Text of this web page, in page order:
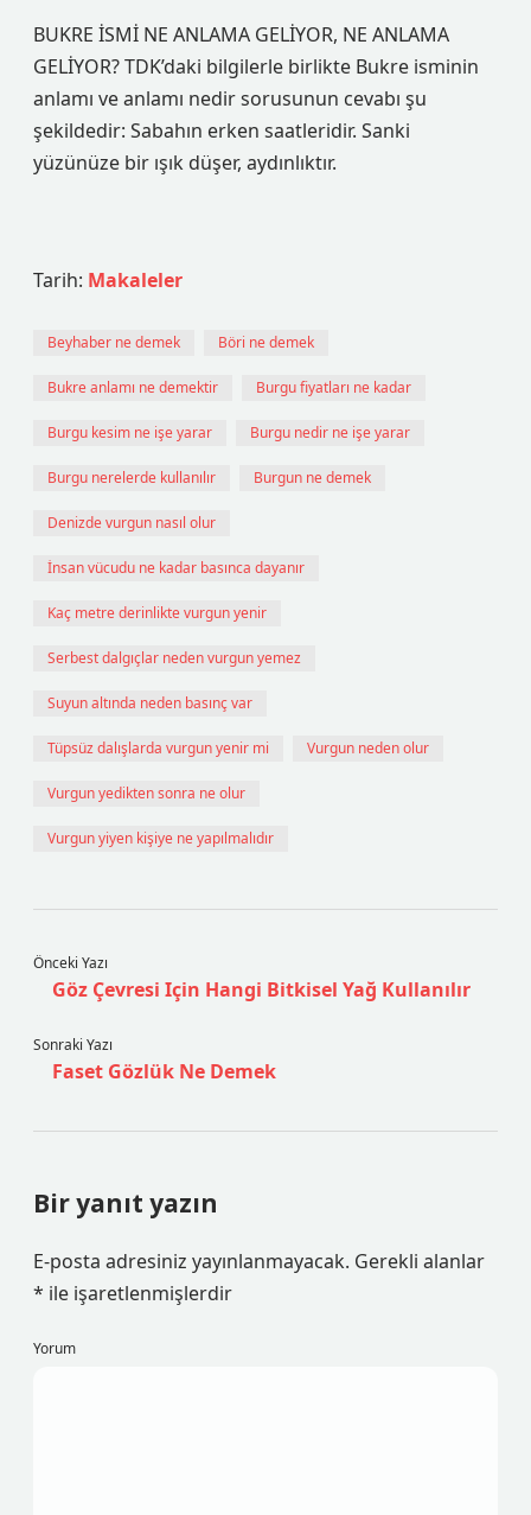
BUKRE İSMİ NE ANLAMA GELİYOR, NE ANLAMA
GELİYOR? TDK’daki bilgilerle birlikte Bukre isminin
anlamı ve anlamı nedir sorusunun cevabı şu
şekildedir: Sabahın erken saatleridir. Sanki
yüzünüze bir ışık düşer, aydınlıktır.
Tarih: Makaleler
Beyhaber ne demek Böri ne demek
Bukre anlamı ne demektir Burgu fiyatları ne kadar
Burgu kesim ne işe yarar Burgu nedir ne işe yarar
Burgu nerelerde kullanılır Burgun ne demek
Denizde vurgun nasıl olur
İnsan vücudu ne kadar basınca dayanır
Kaç metre derinlikte vurgun yenir
Serbest dalgıçlar neden vurgun yemez
Suyun altında neden basınç var
Tüpsüz dalışlarda vurgun yenir mi Vurgun neden olur
Vurgun yedikten sonra ne olur
Vurgun yiyen kişiye ne yapılmalıdır
Önceki Yazı
Göz Çevresi Için Hangi Bitkisel Yağ Kullanılır
Sonraki Yazı
Faset Gözlük Ne Demek
Bir yanıt yazın
E-posta adresiniz yayınlanmayacak. Gerekli alanlar
* ile işaretlenmişlerdir
Yorum